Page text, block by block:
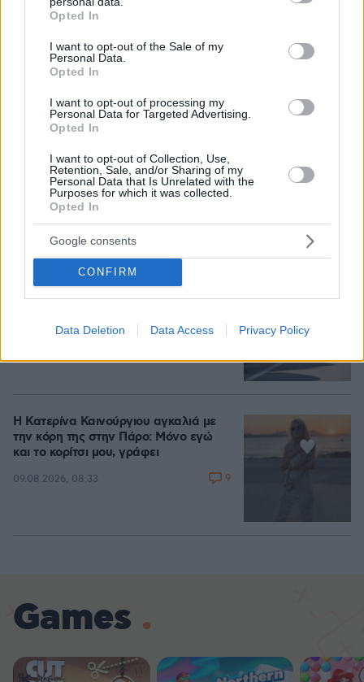
grant or deny consent to Google and its third-party tags to
use your data for below specified purposes in below Google
consent section.
Opted In
I want to opt-out of the Sale of my
Personal Data.
Opted In
I want to opt-out of processing my
Personal Data for Targeted Advertising.
Opted In
I want to opt-out of Collection, Use,
Retention, Sale, and/or Sharing of my
Personal Data that Is Unrelated with the
Purposes for which it was collected.
Opted In
Google consents
CONFIRM
Data Deletion Data Access Privacy Policy
πρίγκιπα Άντριου όταν πεθάνει παρά
για το «μυστικό σχέδιο»
09.08.2026, 08:01
Ο 15χρονος που δεν πρόλαβε να
ξεφύγει από το τσουνάμι μπορεί ν'
αλλάξει τη χρονολογία της μεγάλης
έκρηξης
08.08.2026, 18:08 77
Πινακίδες κυκλοφορίας με λίγα κλικ: Τι
αλλάζει σε παραγγελία, πληρωμή και
09.08.2026, 08:14 31
Η Κατερίνα Καινούργιου αγκαλιά με
την κόρη της στην Πάρο: Μόνο εγώ
και το κορίτσι μου, γράφει
09.08.2026, 08:33 9
Games